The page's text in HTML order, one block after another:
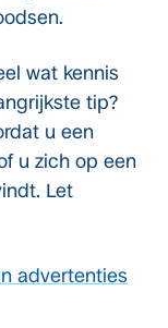
wat kennis
tip?
u een
u zich op een
Let
advertenties